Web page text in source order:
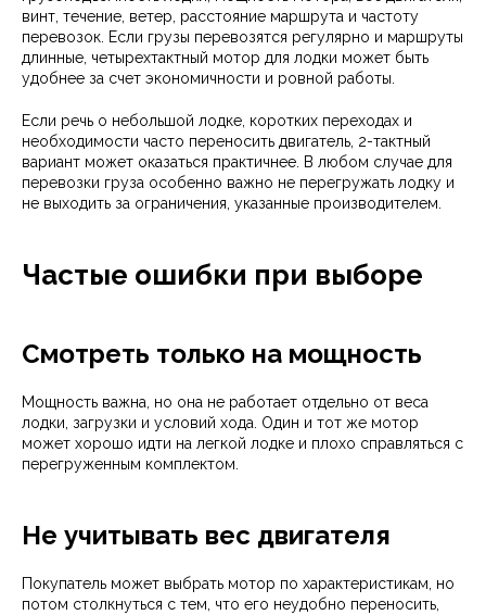
винт, течение, ветер, расстояние маршрута и частоту
перевозок. Если грузы перевозятся регулярно и маршруты
длинные, четырехтактный мотор для лодки может быть
удобнее за счет экономичности и ровной работы.
Если речь о небольшой лодке, коротких переходах и
необходимости часто переносить двигатель, 2-тактный
вариант может оказаться практичнее. В любом случае для
перевозки груза особенно важно не перегружать лодку и
не выходить за ограничения, указанные производителем.
Частые ошибки при выборе
Смотреть только на мощность
Мощность важна, но она не работает отдельно от веса
лодки, загрузки и условий хода. Один и тот же мотор
может хорошо идти на легкой лодке и плохо справляться с
перегруженным комплектом.
Не учитывать вес двигателя
Покупатель может выбрать мотор по характеристикам, но
потом столкнуться с тем, что его неудобно переносить,